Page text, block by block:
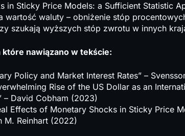
in Sticky Price Models: a Sufficient Statistic
wartość waluty – obniżenie stóp
szukają wyższych stóp zwrotu w innych
które nawiązano w tekście:
Policy and Market Interest Rates” –
Rise of the US Dollar as an
– David Cobham (2023)
Effects of Monetary Shocks in Sticky Price
M. Reinhart (2022)